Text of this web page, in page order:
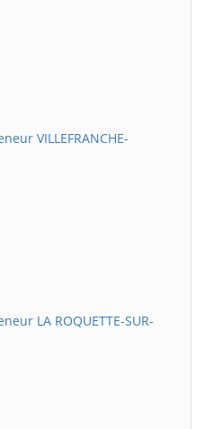
VILLEFRANCHE-
LA ROQUETTE-SUR-